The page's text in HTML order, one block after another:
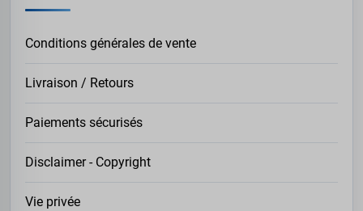
Conditions générales de vente
Livraison / Retours
Paiements sécurisés
Disclaimer - Copyright
Vie privée